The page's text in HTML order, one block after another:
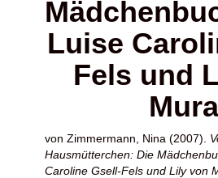
Luise
Fels und
von Zimmermann, Nina (2007).
Hausmütterchen: Die
Caroline Gsell-Fels und Lily von